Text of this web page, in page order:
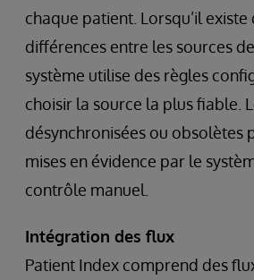
chaque patient. Lorsqu’il existe
différences entre les sources
système utilise des règles
choisir la source la plus fiable.
désynchronisées ou obsolètes
mises en évidence par le
contrôle manuel.
Intégration des flux
Patient Index comprend des